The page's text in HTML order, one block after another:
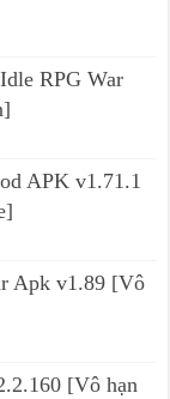
RPG War
APK v1.71.1
Apk v1.89 [Vô
[Vô hạn